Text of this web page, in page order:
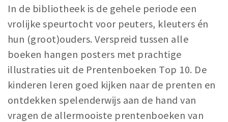
In de bibliotheek is de gehele periode een
vrolijke speurtocht voor peuters, kleuters én
hun (groot)ouders. Verspreid tussen alle
boeken hangen posters met prachtige
illustraties uit de Prentenboeken Top 10. De
kinderen leren goed kijken naar de prenten en
ontdekken spelenderwijs aan de hand van
vragen de allermooiste prentenboeken van